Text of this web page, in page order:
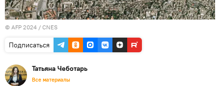
© AFP 2024 / CNES
Подписаться
Татьяна Чеботарь
Все материалы